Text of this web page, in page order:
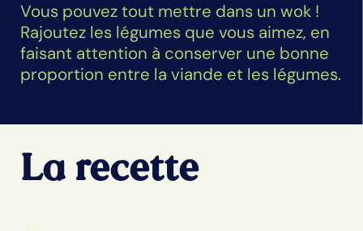
Vous pouvez tout mettre dans un wok !
Rajoutez les légumes que vous aimez, en
faisant attention à conserver une bonne
proportion entre la viande et les légumes.
La recette